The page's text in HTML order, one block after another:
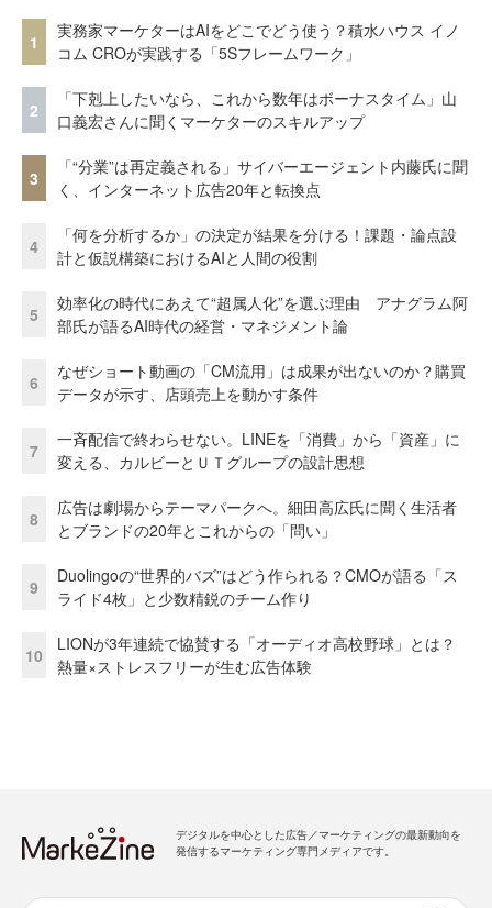
1
実務家マーケターはAIをどこでどう使う？積水ハウス イノ
コム CROが実践する「5Sフレームワーク」
2
「下剋上したいなら、これから数年はボーナスタイム」山
口義宏さんに聞くマーケターのスキルアップ
3
「“分業”は再定義される」サイバーエージェント内藤氏に聞
く、インターネット広告20年と転換点
4
「何を分析するか」の決定が結果を分ける！課題・論点設
計と仮説構築におけるAIと人間の役割
5
効率化の時代にあえて“超属人化”を選ぶ理由 アナグラム阿
部氏が語るAI時代の経営・マネジメント論
6
なぜショート動画の「CM流用」は成果が出ないのか？購買
データが示す、店頭売上を動かす条件
7
一斉配信で終わらせない。LINEを「消費」から「資産」に
変える、カルビーとＵＴグループの設計思想
8
広告は劇場からテーマパークへ。細田高広氏に聞く生活者
とブランドの20年とこれからの「問い」
9
Duolingoの“世界的バズ”はどう作られる？CMOが語る「ス
ライド4枚」と少数精鋭のチーム作り
10
LIONが3年連続で協賛する「オーディオ高校野球」とは？
熱量×ストレスフリーが生む広告体験
デジタルを中心とした広告／マーケティングの最新動向を
発信するマーケティング専門メディアです。